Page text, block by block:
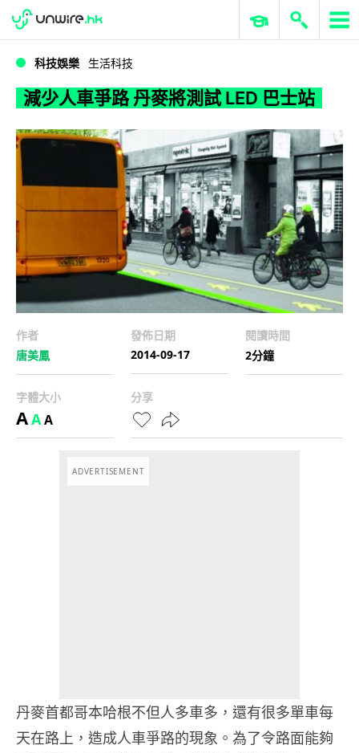
減少人車爭路 丹麥將測試 LED 巴士站
WWDC 2026 ERP 與商業 AI
科技娛樂 生活科技
減少人車爭路 丹麥將測試 LED 巴士站
作者
唐美鳳
發佈日期
2014-09-17
閱讀時間
2分鐘
字體大小
AAA
分享
ADVERTISEMENT
丹麥首都哥本哈根不但人多車多，還有很多單車每
天在路上，造成人車爭路的現象。為了令路面能夠